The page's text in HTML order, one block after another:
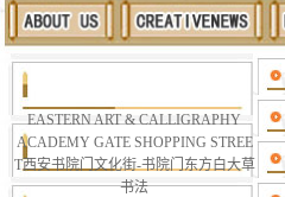
EASTERN ART & CALLIGRAPHY
ACADEMY GATE SHOPPING STREE
T西安书院门文化街-书院门东方白大草
书法